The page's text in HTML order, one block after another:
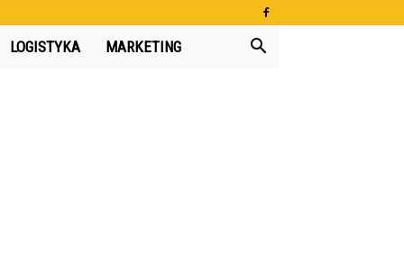
LOGISTYKA MARKETING